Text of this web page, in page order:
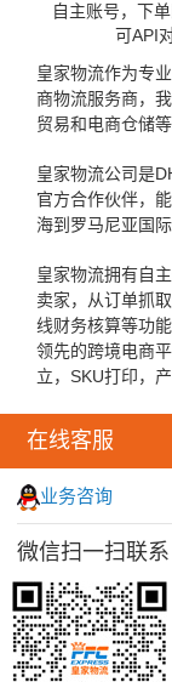
自主账号，下
可API
皇家物流作为专
商物流服务商，
贸易和电商仓储
皇家物流公司是
官方合作伙伴，
海到罗马尼亚国际
皇家物流拥有自
卖家，从订单抓
线财务核算等功
领先的跨境电商
立，SKU打印，
皇家物流一直以
为客户创造价值
流信息化建设，
高效的服务赢得
业，ebay，速卖
际，亚马逊，
选跨境电商物流企
同时，为了方便
求，皇家物流特推
在线客服
业务咨询
微信扫一扫联系